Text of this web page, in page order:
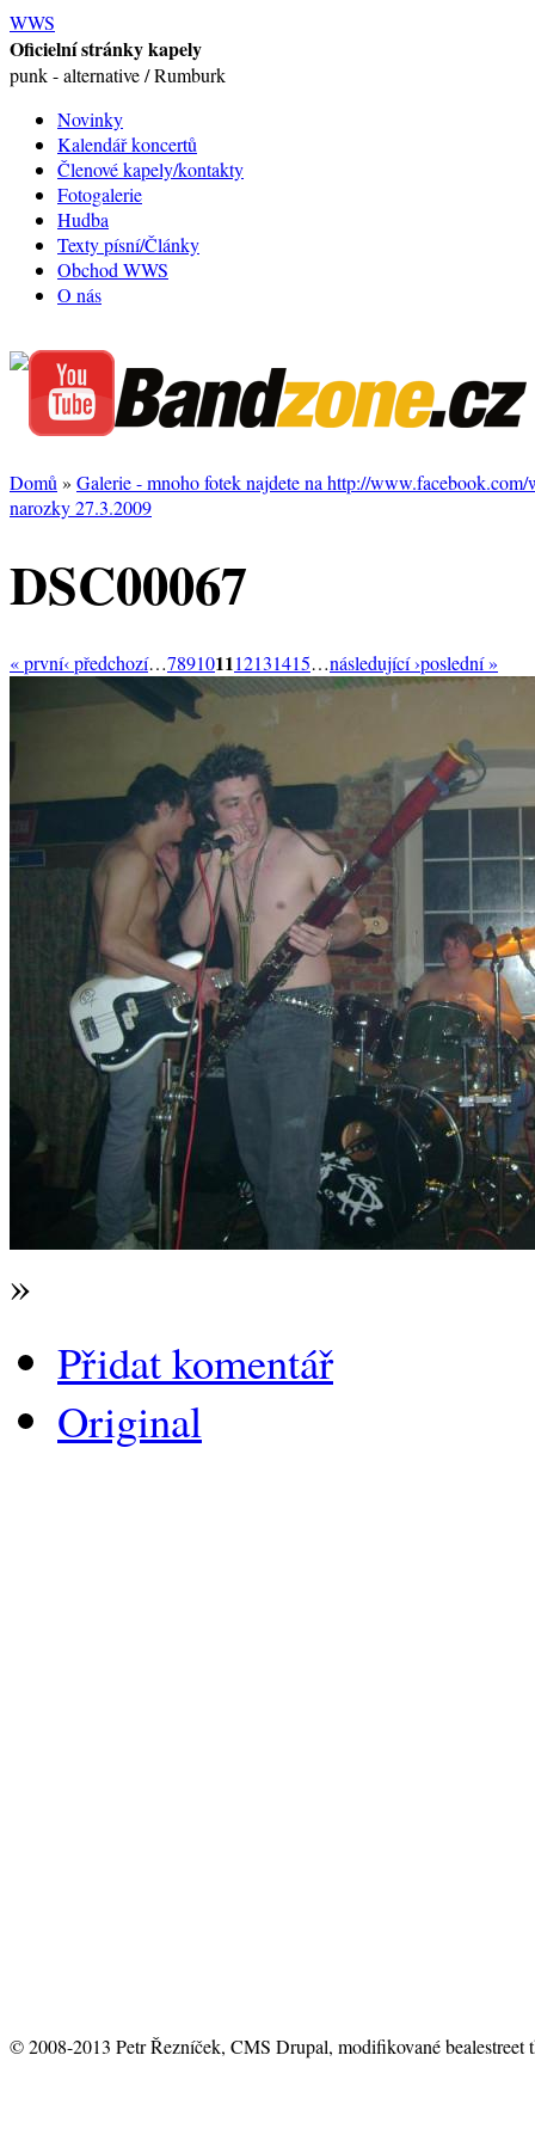
WWS
Oficielní stránky kapely
punk - alternative / Rumburk
Novinky
Kalendář koncertů
Členové kapely/kontakty
Fotogalerie
Hudba
Texty písní/Články
Obchod WWS
O nás
Domů » Galerie - mnoho fotek najdete na http://www.facebook.com/
narozky 27.3.2009
DSC00067
« první‹ předchozí…789101112131415…následující ›poslední »
»
Přidat komentář
Original
© 2008-2013 Petr Řezníček, CMS Drupal, modifikované bealestreet